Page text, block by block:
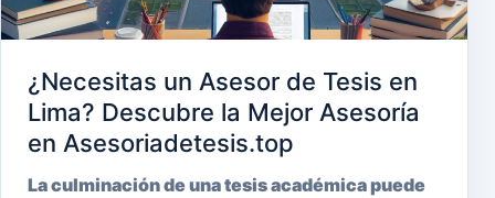
¿Necesitas un Asesor de Tesis en
Lima? Descubre la Mejor Asesoría
en Asesoriadetesis.top
La culminación de una tesis académica puede